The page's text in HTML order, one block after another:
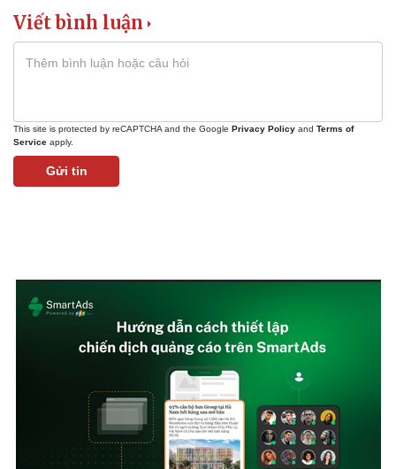
Tư vấn luật
Quân sự - Quốc phòng
Vũ khí
Việt Nam
Phân tích
Viết bình luận
This site is protected by reCAPTCHA and the Google Privacy Policy and Terms of
Service apply.
Gửi tin